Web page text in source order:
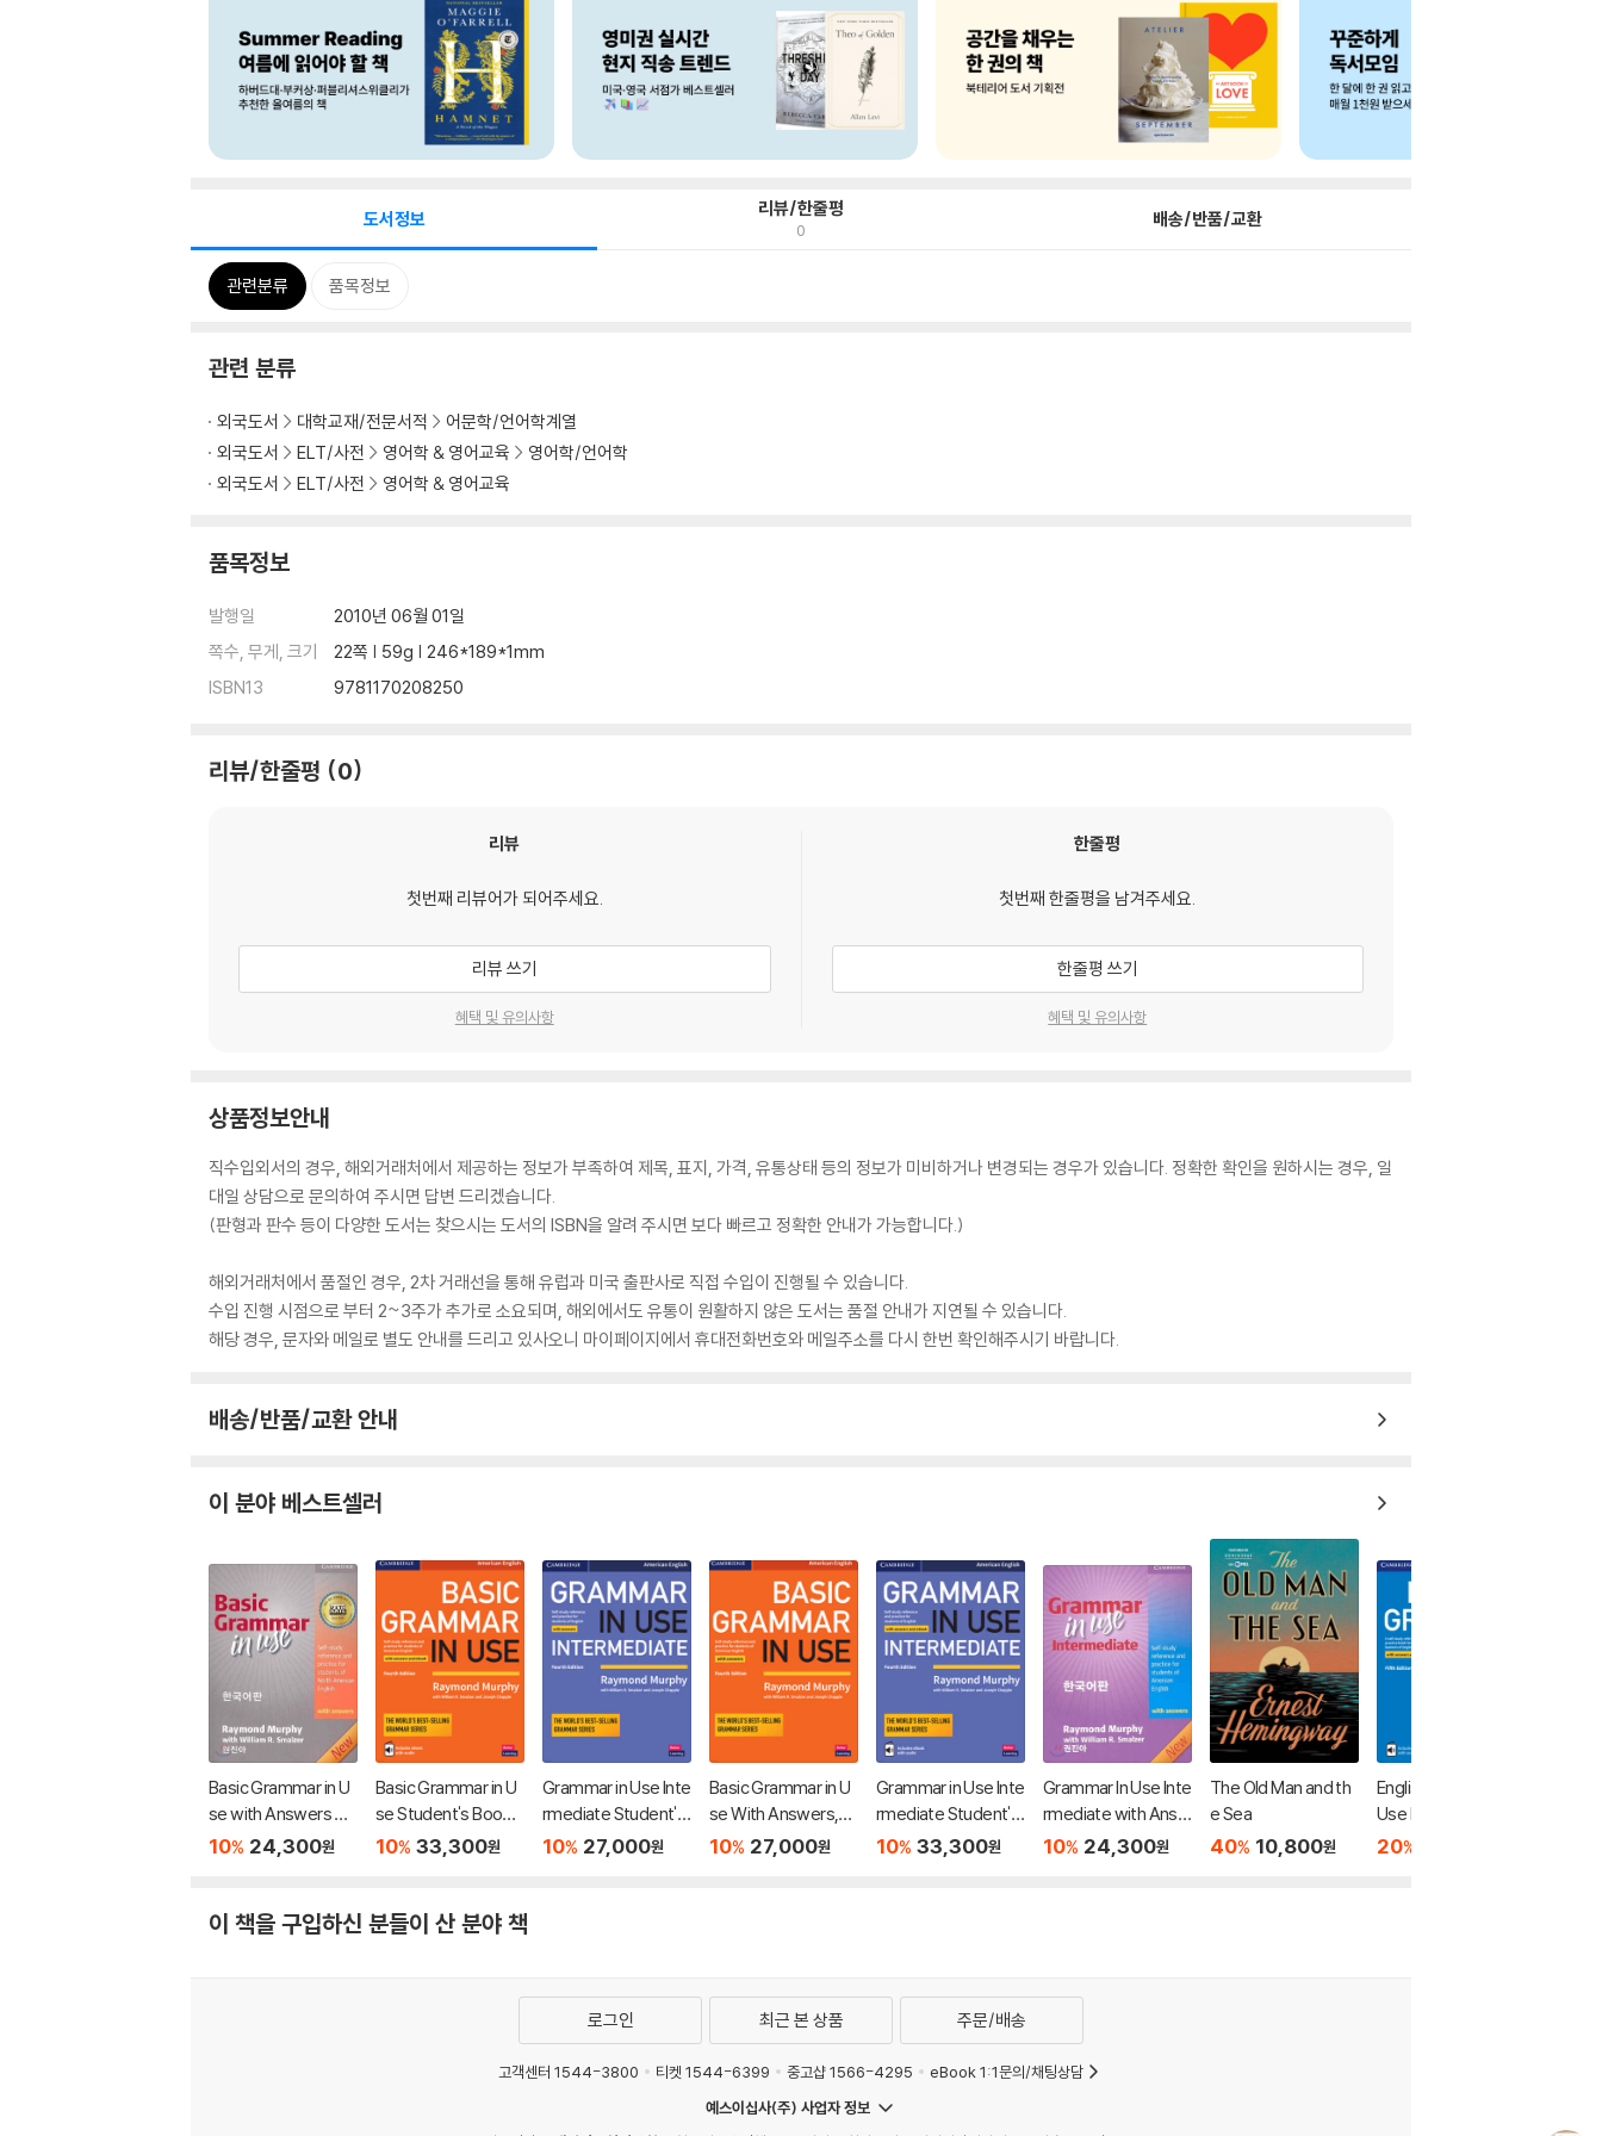
도서정보 리뷰/한줄평
0 배송/반품/교환
관련분류 품목정보
관련 분류
외국도서 대학교재/전문서적
어문학/언어학계열
외국도서
ELT/사전 영어학 & 영어교육
영어학/언어학
외국도서
ELT/사전 영어학 & 영어교육
품목정보
발행일
2010년 06월 01일
쪽수, 무게, 크기
22쪽 | 59g | 246*189*1mm
ISBN13
9781170208250
리뷰/한줄평 0
리뷰
첫번째 리뷰어가 되어주세요.
리뷰 쓰기
혜택 및 유의사항
한줄평
첫번째 한줄평을 남겨주세요.
한줄평 쓰기
혜택 및 유의사항
상품정보안내
직수입외서의 경우, 해외거래처에서 제공하는 정보가 부족하여 제목, 표지, 가격, 유통상태 등의 정보가 미비하거나 변경되는 경우가 있습니다. 정확한 확인을 원하시는 경우, 일
대일 상담으로 문의하여 주시면 답변 드리겠습니다.
(판형과 판수 등이 다양한 도서는 찾으시는 도서의 ISBN을 알려 주시면 보다 빠르고 정확한 안내가 가능합니다.)
해외거래처에서 품절인 경우, 2차 거래선을 통해 유럽과 미국 출판사로 직접 수입이 진행될 수 있습니다.
수입 진행 시점으로 부터 2~3주가 추가로 소요되며, 해외에서도 유통이 원활하지 않은 도서는 품절 안내가 지연될 수 있습니다.
해당 경우, 문자와 메일로 별도 안내를 드리고 있사오니 마이페이지에서 휴대전화번호와 메일주소를 다시 한번 확인해주시기 바랍니다.
배송/반품/교환 안내
이 분야 베스트셀러
Basic Grammar in U
se with Answers 3/
E : 한국어판
10% 24,300원
Basic Grammar in U
se Student's Book
with Answers and In
10% 33,300원
Grammar in Use Inte
rmediate Student's
Book With Answer
10% 27,000원
Basic Grammar in U
se With Answers,
4/E
10% 27,000원
Grammar in Use Inte
rmediate Student's
Book with Answers
10% 33,300원
Grammar In Use Inte
rmediate with Answ
ers, 3/E : 한국어판
10% 24,300원
The Old Man and th
e Sea
40% 10,800원
English Grammar in
Use Book with Ans
wers and Interactiv
20%
이 책을 구입하신 분들이 산 분야 책
로그인 최근 본 상품 주문/배송
고객센터 1544-3800 티켓 1544-6399 중고샵 1566-4295
eBook 1:1문의/채팅상담
예스이십사(주) 사업자 정보